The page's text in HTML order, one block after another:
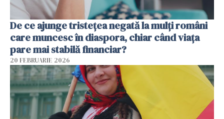
De ce ajunge tristețea negată la mulți români
care muncesc în diaspora, chiar când viața
pare mai stabilă financiar?
20 FEBRUARIE 2026